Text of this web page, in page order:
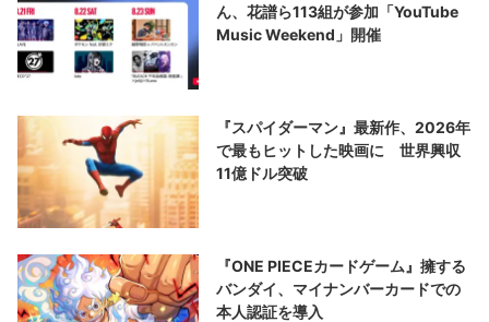
ん、花譜ら113組が参加「YouTube
Music Weekend」開催
『スパイダーマン』最新作、2026年
で最もヒットした映画に 世界興収
11億ドル突破
『ONE PIECEカードゲーム』擁する
バンダイ、マイナンバーカードでの
本人認証を導入